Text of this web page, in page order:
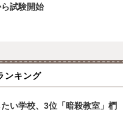
試験開始
ンキング
い学校、3位「暗殺教室」椚